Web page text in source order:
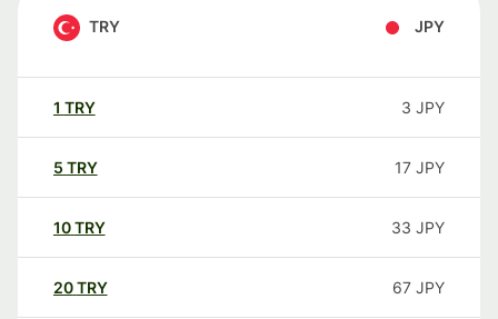
TRY JPY
1 TRY 3 JPY
5 TRY 17 JPY
10TRY 33 JPY
20TRY 67 JPY